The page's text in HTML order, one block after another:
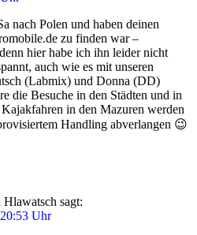
nach Polen und haben deinen
zu finden war –
hier habe ich ihn leider nicht
auch wie es mit unseren
(Labmix) und Donna (DD)
die Besuche in den Städten und in
in den Mazuren werden
Handling abverlangen 😉
Hlawatsch sagt:
Uhr